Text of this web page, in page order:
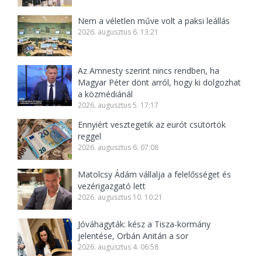
Nem a véletlen műve volt a paksi leállás
2026. augusztus 6. 13:21
Az Amnesty szerint nincs rendben, ha
Magyar Péter dönt arról, hogy ki dolgozhat
a közmédiánál
2026. augusztus 5. 17:17
Ennyiért vesztegetik az eurót csütörtök
reggel
2026. augusztus 6. 07:08
Matolcsy Ádám vállalja a felelősséget és
vezérigazgató lett
2026. augusztus 10. 10:21
Jóváhagyták: kész a Tisza-kormány
jelentése, Orbán Anitán a sor
2026. augusztus 4. 06:58